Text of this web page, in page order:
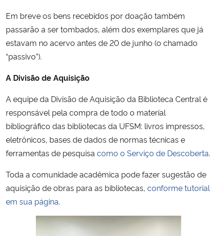
Em breve os bens recebidos por doação também
passarão a ser tombados, além dos exemplares que já
estavam no acervo antes de 20 de junho (o chamado
“passivo”).
A Divisão de Aquisição
A equipe da Divisão de Aquisição da Biblioteca Central é
responsável pela compra de todo o material
bibliográfico das bibliotecas da UFSM: livros impressos,
eletrônicos, bases de dados de normas técnicas e
ferramentas de pesquisa como o Serviço de Descoberta.
Toda a comunidade acadêmica pode fazer sugestão de
aquisição de obras para as bibliotecas, conforme tutorial
em sua página.